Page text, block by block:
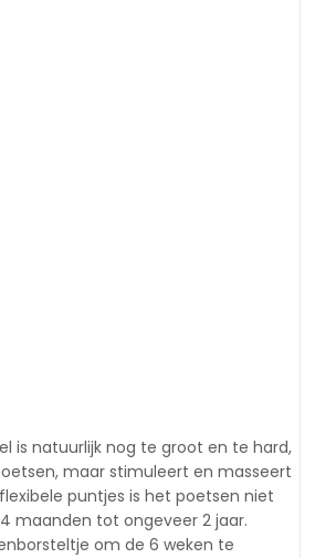
is natuurlijk nog te groot en te hard,
maar stimuleert en masseert
puntjes is het poetsen niet
maanden tot ongeveer 2 jaar.
om de 6 weken te